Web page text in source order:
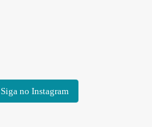
Siga no Instagram